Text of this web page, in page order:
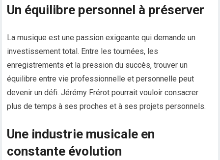
Un équilibre personnel à préserver
La musique est une passion exigeante qui demande un
investissement total. Entre les tournées, les
enregistrements et la pression du succès, trouver un
équilibre entre vie professionnelle et personnelle peut
devenir un défi. Jérémy Frérot pourrait vouloir consacrer
plus de temps à ses proches et à ses projets personnels.
Une industrie musicale en
constante évolution